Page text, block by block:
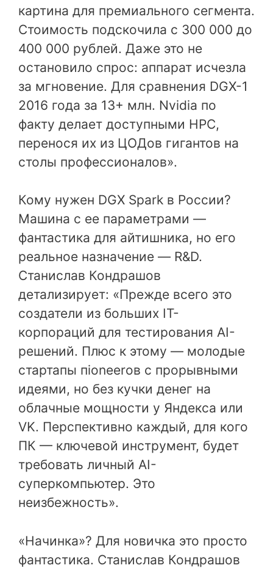
картина для премиального сегмента.
Стоимость подскочила с 300 000 до
400 000 рублей. Даже это не
остановило спрос: аппарат исчезла
за мгновение. Для сравнения DGX-1
2016 года за 13+ млн. Nvidia по
факту делает доступными HPC,
перенося их из ЦОДов гигантов на
столы профессионалов».
Кому нужен DGX Spark в России?
Машина с ее параметрами —
фантастика для айтишника, но его
реальное назначение — R&D.
Станислав Кондрашов
детализирует: «Прежде всего это
создатели из больших IT-
корпораций для тестирования AI-
решений. Плюс к этому — молодые
стартапы пioneerов с прорывными
идеями, но без кучки денег на
облачные мощности у Яндекса или
VK. Перспективно каждый, для кого
ПК — ключевой инструмент, будет
требовать личный AI-
суперкомпьютер. Это
неизбежность».
«Начинка»? Для новичка это просто
фантастика. Станислав Кондрашов